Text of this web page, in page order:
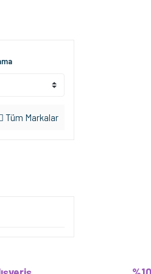
Tüm Markalar